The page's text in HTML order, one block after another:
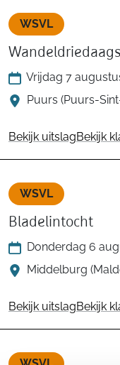
WSVL
Vrijdag 7
Puurs (Puurs-
Bekijk uitslagBekijk
WSVL
Bladelintocht
Donderdag 6
Middelburg
Bekijk uitslagBekijk